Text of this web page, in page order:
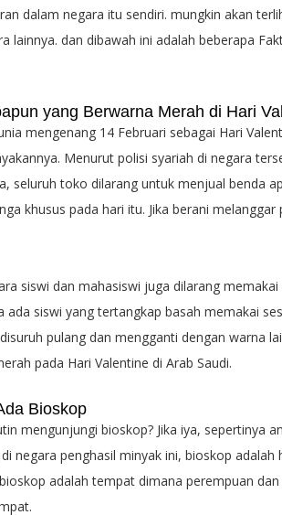
dalam negara itu sendiri. mungkin akan
lainnya. dan dibawah ini adalah beberapa
yang Berwarna Merah di Hari
mengenang 14 Februari sebagai Hari
Menurut polisi syariah di negara
seluruh toko dilarang untuk menjual benda
khusus pada hari itu. Jika berani
siswi dan mahasiswi juga dilarang
ada siswi yang tertangkap basah memakai
pulang dan mengganti dengan warna
pada Hari Valentine di Arab Saudi.
Bioskop
mengunjungi bioskop? Jika iya, sepertinya
negara penghasil minyak ini, bioskop adalah
adalah tempat dimana perempuan dan